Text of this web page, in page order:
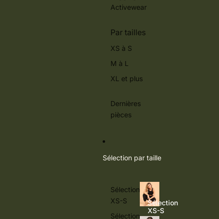
Activewear
Par tailles
XS à S
M à L
XL et plus
Dernières
pièces
Sélection par taille
Sélection
XS-S
Sélection
Sélection
XS-S